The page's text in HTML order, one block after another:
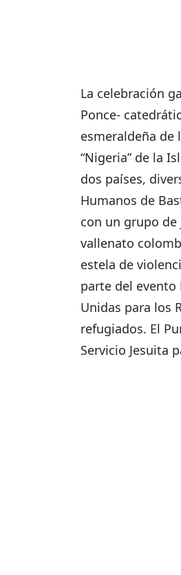
La celebración
Ponce-
esmeraldeña de
“Nigeria” de la
dos países,
Humanos de
con un grupo de
vallenato
estela de
parte del evento
Unidas para los
refugiados. El
Servicio Jesuita